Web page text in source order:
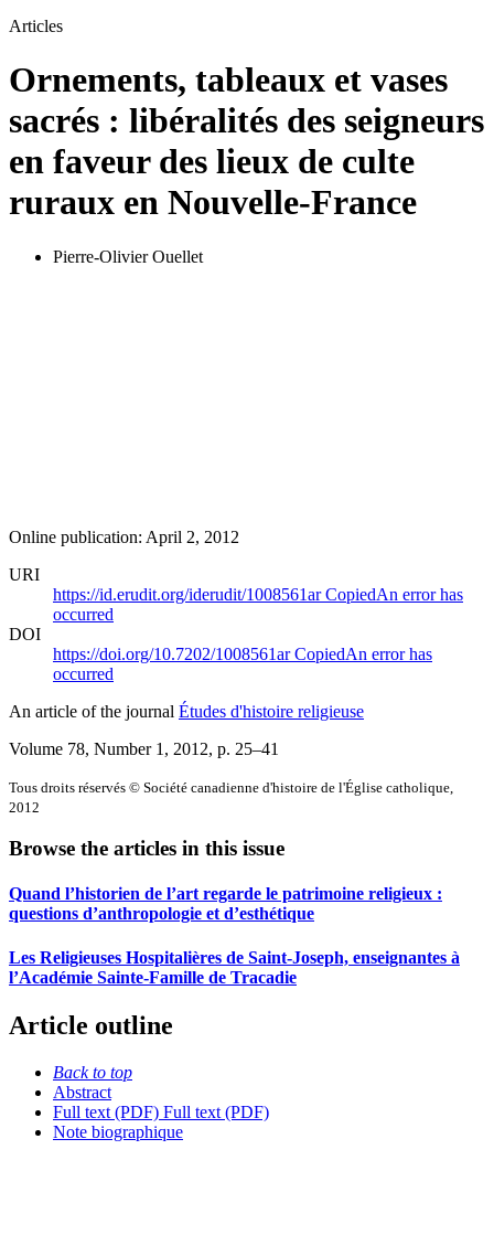
Articles
Ornements, tableaux et vases
sacrés : libéralités des seigneurs
en faveur des lieux de culte
ruraux en Nouvelle-France
Pierre-Olivier Ouellet
Online publication: April 2, 2012
URI
https://id.erudit.org/iderudit/1008561arCopiedAn error has
occurred
DOI
https://doi.org/10.7202/1008561arCopiedAn error has
occurred
An article of the journal Études d'histoire religieuse
Volume 78, Number 1, 2012, p. 25–41
Tous droits réservés © Société canadienne d'histoire de l'Église catholique,
2012
Browse the articles in this issue
Quand l’historien de l’art regarde le patrimoine religieux :
questions d’anthropologie et d’esthétique
Les Religieuses Hospitalières de Saint-Joseph, enseignantes à
l’Académie Sainte-Famille de Tracadie
Article outline
Back to top
Abstract
Full text (PDF) Full text (PDF)
Note biographique